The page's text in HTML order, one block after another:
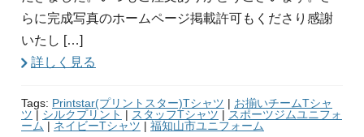
らに完成写真のホームページ掲載許可もくださり感謝
いたし […]
詳しく見る
Tags: Printstar(プリントスター)Tシャツ | お揃いチームTシャ
ツ | シルクプリント | スタッフTシャツ | スポーツジムユニフォ
ーム | ネイビーTシャツ | 福知山市ユニフォーム